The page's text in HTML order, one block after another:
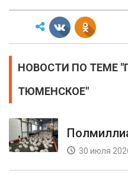
НОВОСТИ ПО ТЕМЕ
ТЮМЕНСКОЕ"
30 июля